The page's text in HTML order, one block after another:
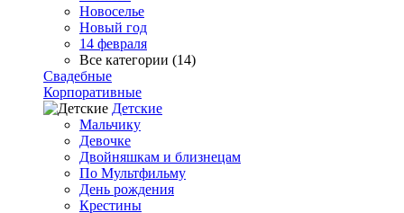
Новоселье
Новый год
14 февраля
Все категории (14)
Свадебные
Корпоративные
Детские
Мальчику
Девочке
Двойняшкам и близнецам
По Мультфильму
День рождения
Крестины